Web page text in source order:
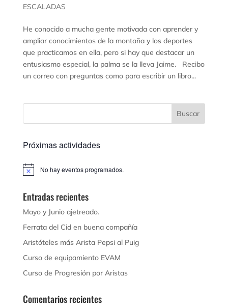
ESCALADAS
He conocido a mucha gente motivada con aprender y
ampliar conocimientos de la montaña y los deportes
que practicamos en ella, pero si hay que destacar un
entusiasmo especial, la palma se la lleva Jaime. Recibo
un correo con preguntas como para escribir un libro...
Próximas actividades
Aviso No hay eventos programados.
Entradas recientes
Mayo y Junio ajetreado.
Ferrata del Cid en buena compañía
Aristóteles más Arista Pepsi al Puig
Curso de equipamiento EVAM
Curso de Progresión por Aristas
Comentarios recientes